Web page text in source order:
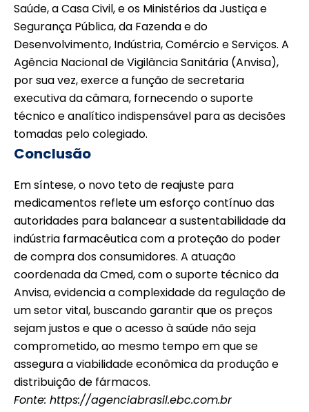
Saúde, a Casa Civil, e os Ministérios da Justiça e
Segurança Pública, da Fazenda e do
Desenvolvimento, Indústria, Comércio e Serviços. A
Agência Nacional de Vigilância Sanitária (Anvisa),
por sua vez, exerce a função de secretaria
executiva da câmara, fornecendo o suporte
técnico e analítico indispensável para as decisões
tomadas pelo colegiado.
Conclusão
Em síntese, o novo teto de reajuste para
medicamentos reflete um esforço contínuo das
autoridades para balancear a sustentabilidade da
indústria farmacêutica com a proteção do poder
de compra dos consumidores. A atuação
coordenada da Cmed, com o suporte técnico da
Anvisa, evidencia a complexidade da regulação de
um setor vital, buscando garantir que os preços
sejam justos e que o acesso à saúde não seja
comprometido, ao mesmo tempo em que se
assegura a viabilidade econômica da produção e
distribuição de fármacos.
Fonte: https://agenciabrasil.ebc.com.br